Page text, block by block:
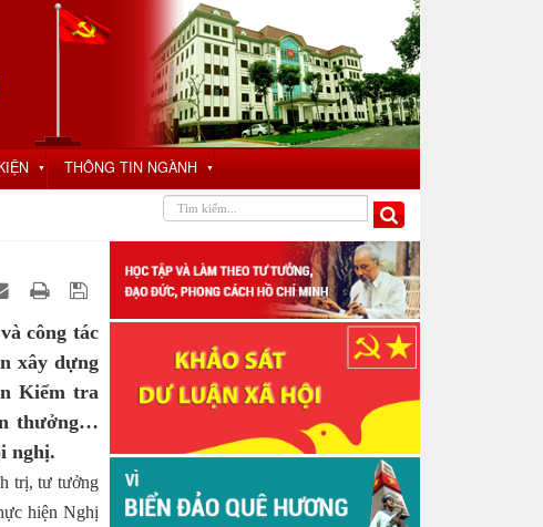
▼ THÔNG TIN NGÀNH ▼
công tác
xây dựng
Kiểm tra
thưởng…
nghị.
trị, tư tưởng
hiện Nghị